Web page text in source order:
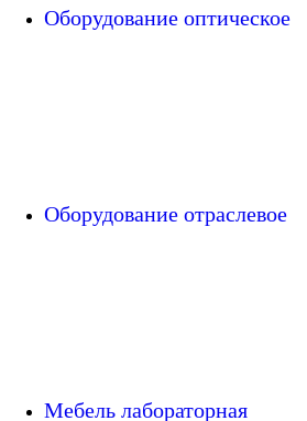
Оборудование оптическое
Оборудование отраслевое
Мебель лабораторная